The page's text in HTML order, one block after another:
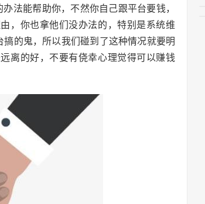
法能帮助你，不然你自己跟平台要钱，
，你也拿他们没办法的，特别是系统维
的鬼，所以我们碰到了这种情况就要明
离的好，不要有侥幸心理觉得可以赚钱